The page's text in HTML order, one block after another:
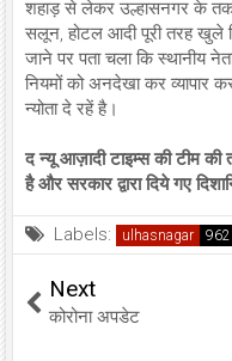
शहाड़ से लेकर उल्हासनगर के
सलून, होटल आदी पूरी तरह खुले
जाने पर पता चला कि स्थानीय
नियमों को अनदेखा कर व्यापार
न्योता दे रहें है।
द न्यू आज़ादी टाइम्स की टीम
है और सरकार द्वारा दिये गए
Labels: ulhasnagar
Next
कोरोना अपडेट